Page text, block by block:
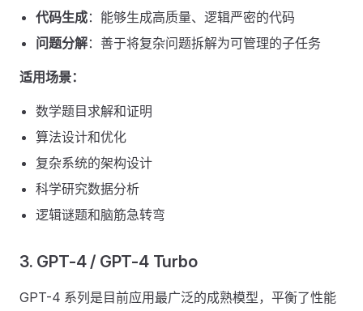
代码生成：能够生成高质量、逻辑严密的代码
问题分解：善于将复杂问题拆解为可管理的子任务
适用场景：
数学题目求解和证明
算法设计和优化
复杂系统的架构设计
科学研究数据分析
逻辑谜题和脑筋急转弯
3. GPT-4 / GPT-4 Turbo
GPT-4 系列是目前应用最广泛的成熟模型，平衡了性能